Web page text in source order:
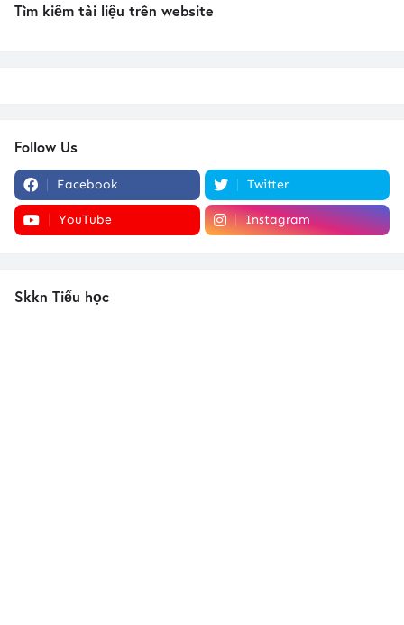
Tìm kiếm tài liệu trên website
Follow Us
Facebook Twitter
YouTube Instagram
Skkn Tiểu học